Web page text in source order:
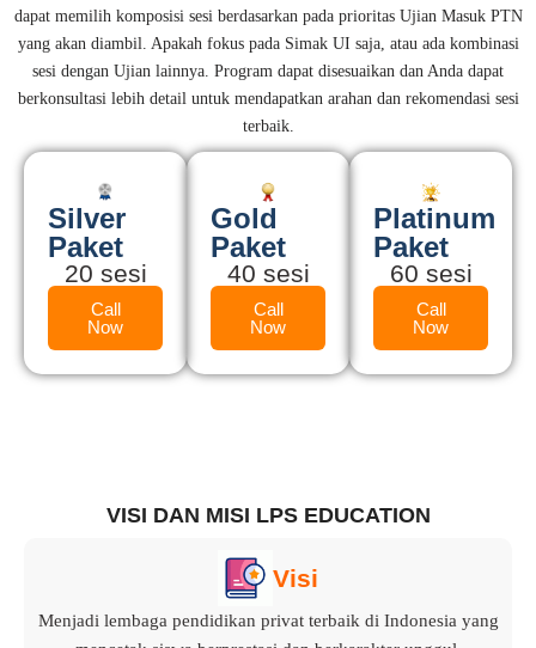
dapat memilih komposisi sesi berdasarkan pada prioritas Ujian Masuk PTN
yang akan diambil. Apakah fokus pada Simak UI saja, atau ada kombinasi
sesi dengan Ujian lainnya. Program dapat disesuaikan dan Anda dapat
berkonsultasi lebih detail untuk mendapatkan arahan dan rekomendasi sesi
terbaik.
Silver
Paket
20 sesi
Call
Now
Gold
Paket
40 sesi
Call
Now
Platinum
Paket
60 sesi
Call
Now
VISI DAN MISI LPS EDUCATION
Visi
Menjadi lembaga pendidikan privat terbaik di Indonesia yang